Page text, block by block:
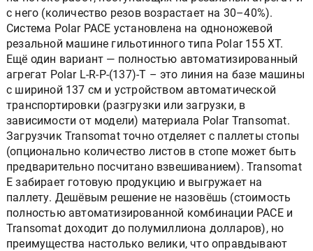
с него (количество резов возрастает на 30–40%).
Система Polar PACE установлена на одноножевой
резальной машине гильотинного типа Polar 155 XT.
Ещё один вариант — полностью автоматизированный
агрегат Polar L-R-P-(137)-T – это линия на базе машины
с шириной 137 см и устройством автоматической
транспортировки (разгрузки или загрузки, в
зависимости от модели) материала Polar Transomat.
Загрузчик Transomat точно отделяет с паллеты стопы
(опционально количество листов в стопе может быть
предварительно посчитано взвешиванием). Transomat
E забирает готовую продукцию и выгружает на
паллету. Дешёвым решение не назовёшь (стоимость
полностью автоматизированной комбинации PACE и
Transomat доходит до полумиллиона долларов), но
преимущества настолько велики, что оправдывают